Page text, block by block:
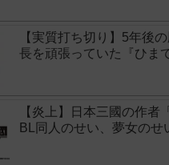
【実質打ち切り】5年後
長を頑張っていた『ひま
【炎上】日本三國の作
BL同人のせい、夢女の